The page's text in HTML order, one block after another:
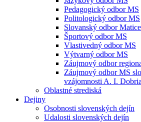
Pedagogický odbor MS
Politologický odbor MS
Slovanský odbor
Športový odbor MS
Vlastivedný odbor MS
Výtvarný odbor MS
Záujmový odbor
Záujmový odbor MS
vzájomnosti A. I.
Oblastné strediská
Dejiny
Osobnosti slovenských dejín
Udalosti slovenských dejín